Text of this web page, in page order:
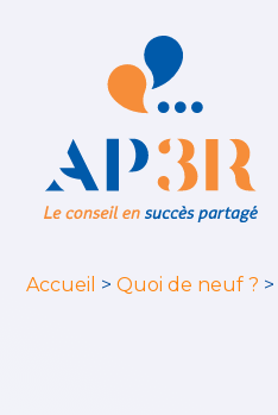
Accueil > Quoi de neuf ? >